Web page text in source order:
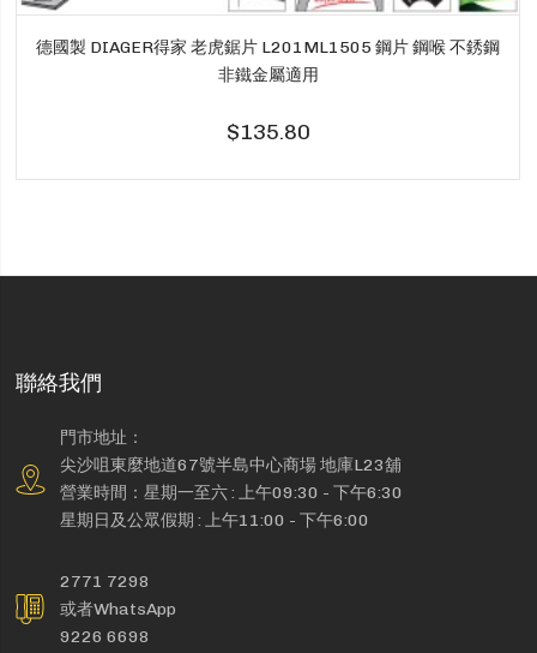
德國製 DIAGER得家 老虎鋸片 L201ML1505 鋼片 鋼喉 不銹鋼
非鐵金屬適用
$135.80
聯絡我們
門市地址：
尖沙咀東麼地道67號半島中心商場 地庫L23舖
營業時間：星期一至六 : 上午09:30 - 下午6:30
星期日及公眾假期 : 上午11:00 - 下午6:00
2771 7298
或者WhatsApp
9226 6698